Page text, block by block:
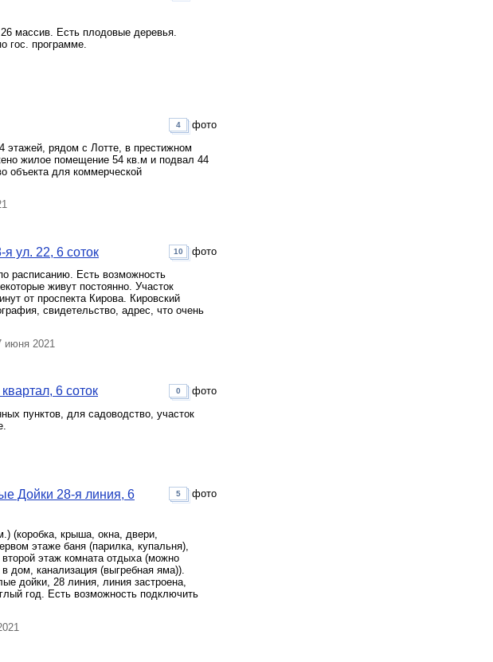
массив. Есть плодовые деревья.
гос. программе.
этажей, рядом с Лотте, в престижном
жилое помещение 54 кв.м и подвал 44
объекта для коммерческой
4 фото
ул. 22, 6 соток
расписанию. Есть возможность
живут постоянно. Участок
от проспекта Кирова. Кировский
свидетельство, адрес, что очень
10 фото
2021
6 соток
пунктов, для садоводство, участок
0 фото
Дойки 28-я линия, 6
(коробка, крыша, окна, двери,
этаже баня (парилка, купальня),
этаж комната отдыха (можно
дом, канализация (выгребная яма)).
дойки, 28 линия, линия застроена,
год. Есть возможность подключить
5 фото